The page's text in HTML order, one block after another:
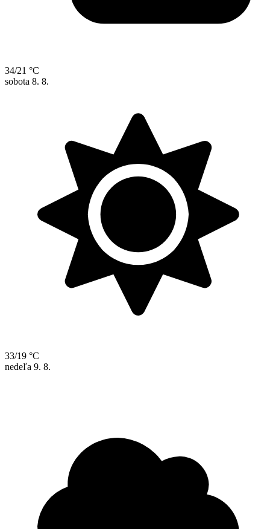
34/21 °C
sobota 8. 8.
33/19 °C
nedeľa 9. 8.